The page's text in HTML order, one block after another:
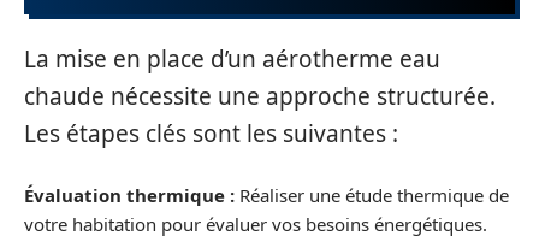
La mise en place d’un aérotherme eau
chaude nécessite une approche structurée.
Les étapes clés sont les suivantes :
Évaluation thermique : Réaliser une étude thermique de
votre habitation pour évaluer vos besoins énergétiques.